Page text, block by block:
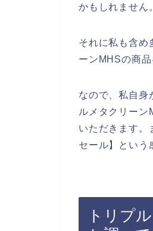
かもしれません。
それに私も含め
ーンMHSの商
なので、私自身
ルメタクリーン
いただきます。
セール】という
トリプ